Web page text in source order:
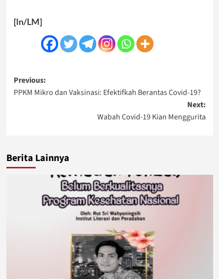
[ln/LM]
Post
navigation
Previous:
PPKM Mikro dan Vaksinasi: Efektifkah Berantas Covid-19?
Next:
Wabah Covid-19 Kian Menggurita
Berita Lainnya